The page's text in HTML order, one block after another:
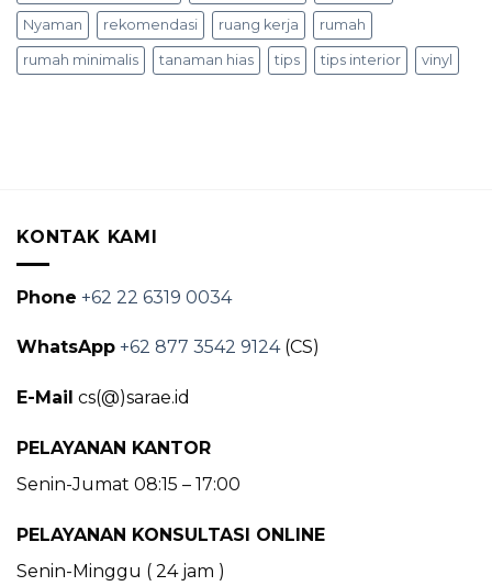
Nyaman rekomendasi ruang kerja rumah
rumah minimalis tanaman hias tips tips interior vinyl
KONTAK KAMI
Phone +62 22 6319 0034
WhatsApp +62 877 3542 9124(CS)
E-Mail cs(@)sarae.id
PELAYANAN KANTOR
Senin-Jumat 08:15 – 17:00
PELAYANAN KONSULTASI ONLINE
Senin-Minggu ( 24 jam )